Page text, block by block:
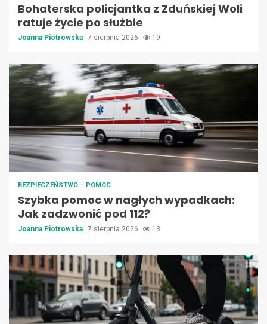
Bohaterska policjantka z Zduńskiej Woli
ratuje życie po służbie
Joanna Piotrowska 7 sierpnia 2026 19
BEZPIECZEŃSTWO POMOC
Szybka pomoc w nagłych wypadkach:
Jak zadzwonić pod 112?
Joanna Piotrowska 7 sierpnia 2026 13